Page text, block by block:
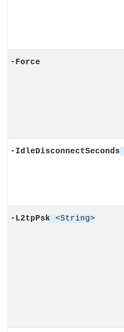
-Force
-IdleDisconnectSeconds
-L2tpPsk <String>